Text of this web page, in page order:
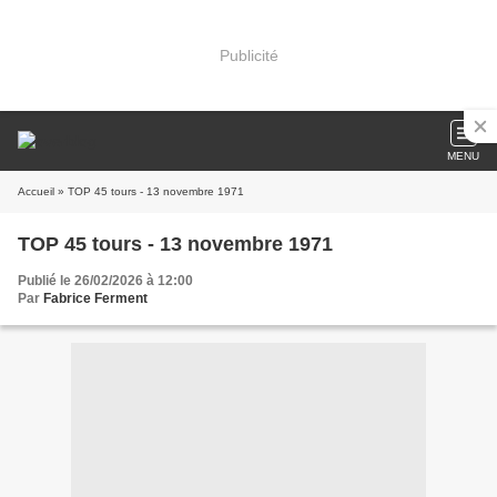
Publicité
MENU
Accueil » TOP 45 tours - 13 novembre 1971
TOP 45 tours - 13 novembre 1971
Publié le 26/02/2026 à 12:00
Par Fabrice Ferment